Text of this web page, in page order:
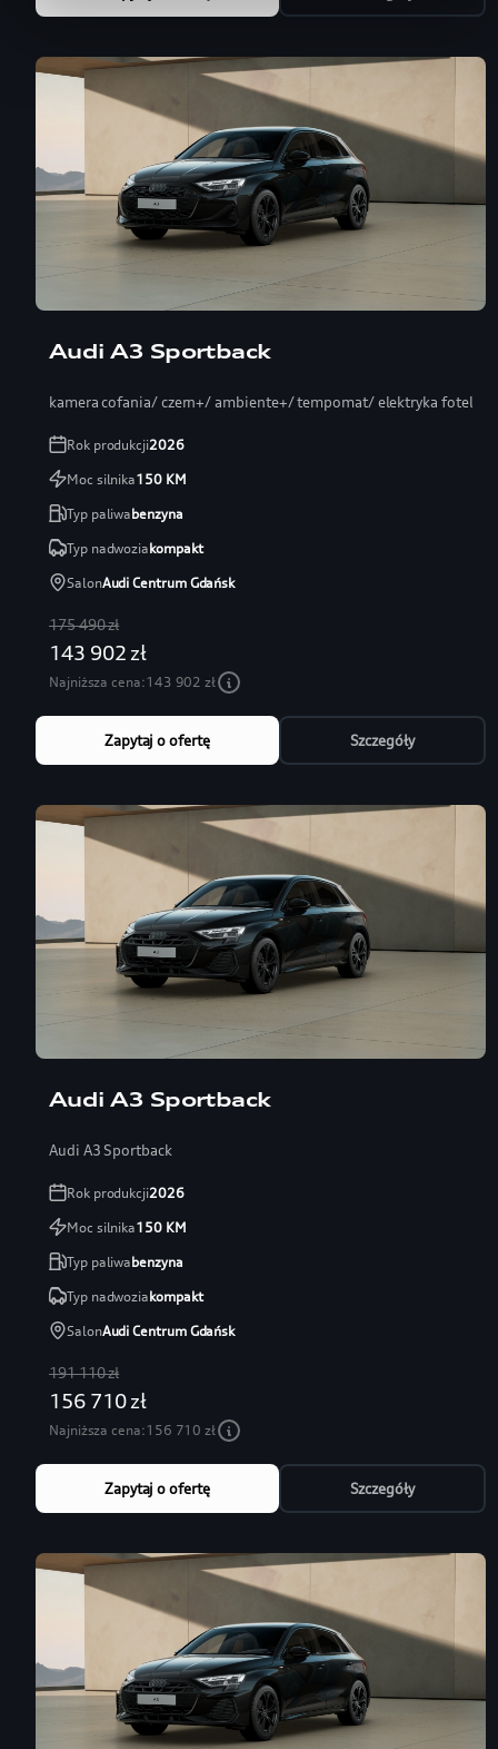
Audi A3 Sportback
kamera cofania/ czern+/ ambiente+/ tempomat/ elektryka fotel
Rok produkcji2026
Moc silnika150KM
Typ paliwabenzyna
Typ nadwoziakompakt
SalonAudi Centrum Gdańsk
175 490 zł
143 902 zł
Najniższa cena:143 902 zł
Zapytaj o ofertę Szczegóły
Audi A3 Sportback
Audi A3 Sportback
Rok produkcji2026
Moc silnika150KM
Typ paliwabenzyna
Typ nadwoziakompakt
SalonAudi Centrum Gdańsk
191 110 zł
156 710 zł
Najniższa cena:156 710 zł
Zapytaj o ofertę Szczegóły